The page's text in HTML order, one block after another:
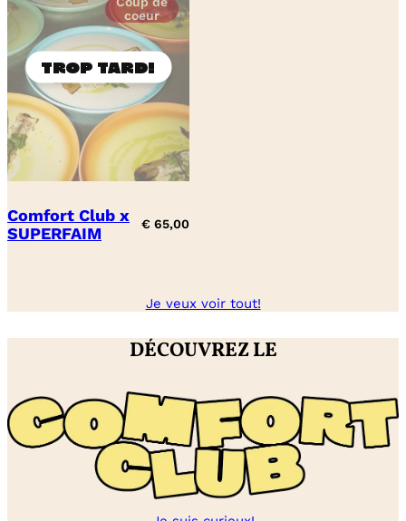
coeur
Comfort Club x
SUPERFAIM
€ 65,00
Je veux voir tout!
DÉCOUVREZ LE